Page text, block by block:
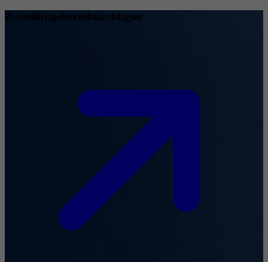
Zustellungsbevollmächtigter